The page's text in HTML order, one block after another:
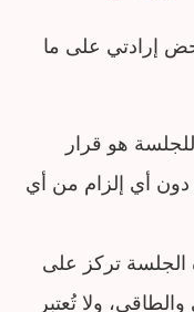
إرادتي على ما
هو قرار
أي إلزام من أي
الجلسة تركز على
ولا تُعتبر